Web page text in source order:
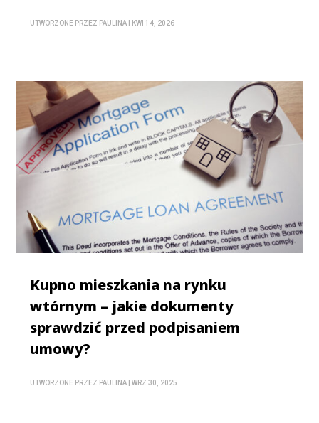
UTWORZONE PRZEZ PAULINA KWI 14, 2026
Kupno mieszkania na rynku
wtórnym – jakie dokumenty
sprawdzić przed podpisaniem
umowy?
UTWORZONE PRZEZ PAULINA |WRZ 30, 2025